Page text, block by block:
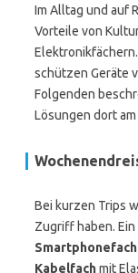
Im Alltag und auf
Vorteile von
schützen Geräte
Folgenden
Lösungen dort
Bei kurzen Trips
Zugriff haben. Ein
Smartphonefach
Kabelfachmit